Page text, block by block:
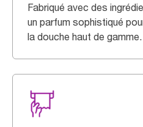
Fabriqué avec des
un parfum sophistiqué
la douche haut de gamme.